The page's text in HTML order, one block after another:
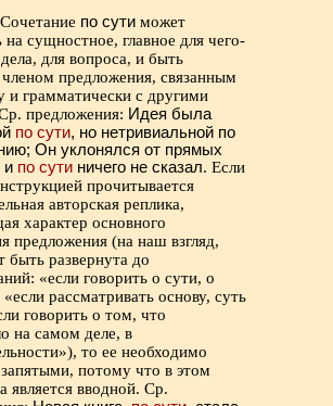
Сочетание по сути может
на сущностное, главное для чего-
для вопроса, и быть
предложения, связанным
и грамматически с другими
предложения: Идея была
по сути, но нетривиальной по
Он уклонялся от прямых
и по сути ничего не сказал. Если
прочитывается
авторская реплика,
характер основного
предложения (на наш взгляд,
быть развернута до
«если говорить о сути, о
рассматривать основу, суть
говорить о том, что
на самом деле, в
то ее необходимо
потому что в этом
является вводной. Ср.